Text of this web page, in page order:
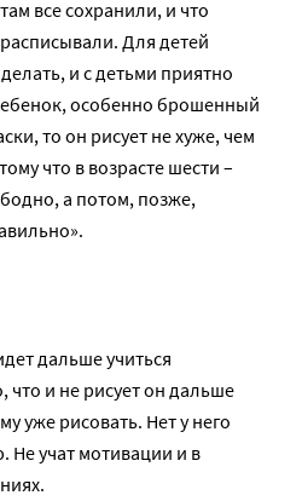
все сохранили, и что
Для детей
и с детьми приятно
особенно брошенный
то он рисует не хуже, чем
что в возрасте шести –
а потом, позже,
дальше учиться
и не рисует он дальше
уже рисовать. Нет у него
Не учат мотивации и в